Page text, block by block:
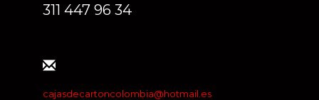
311 447 96 34
cajasdecartoncolombia@hotmail.es